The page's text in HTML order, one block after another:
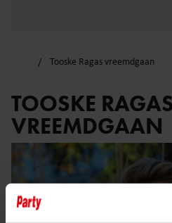
Tooske Ragas vreemdgaan
TOOSKE RAGAS
VREEMDGAAN